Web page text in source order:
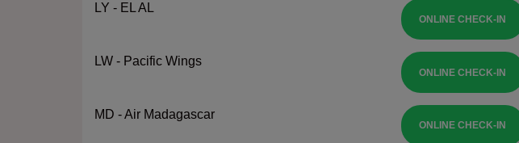
LY - EL AL
ONLINE CHECK-IN
LW - Pacific Wings
ONLINE CHECK-IN
MD - Air Madagascar
ONLINE CHECK-IN